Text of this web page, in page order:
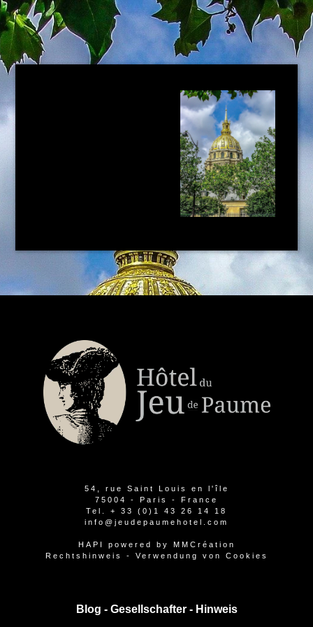
54, rue Saint Louis en l'île
75004 - Paris - France
Tel. + 33 (0)1 43 26 14 18
info@jeudepaumehotel.com
HAPI powered by
MMCréation
Rechtshinweis
- Verwendung von Cookies
Blog - Gesellschafter- Hinweis